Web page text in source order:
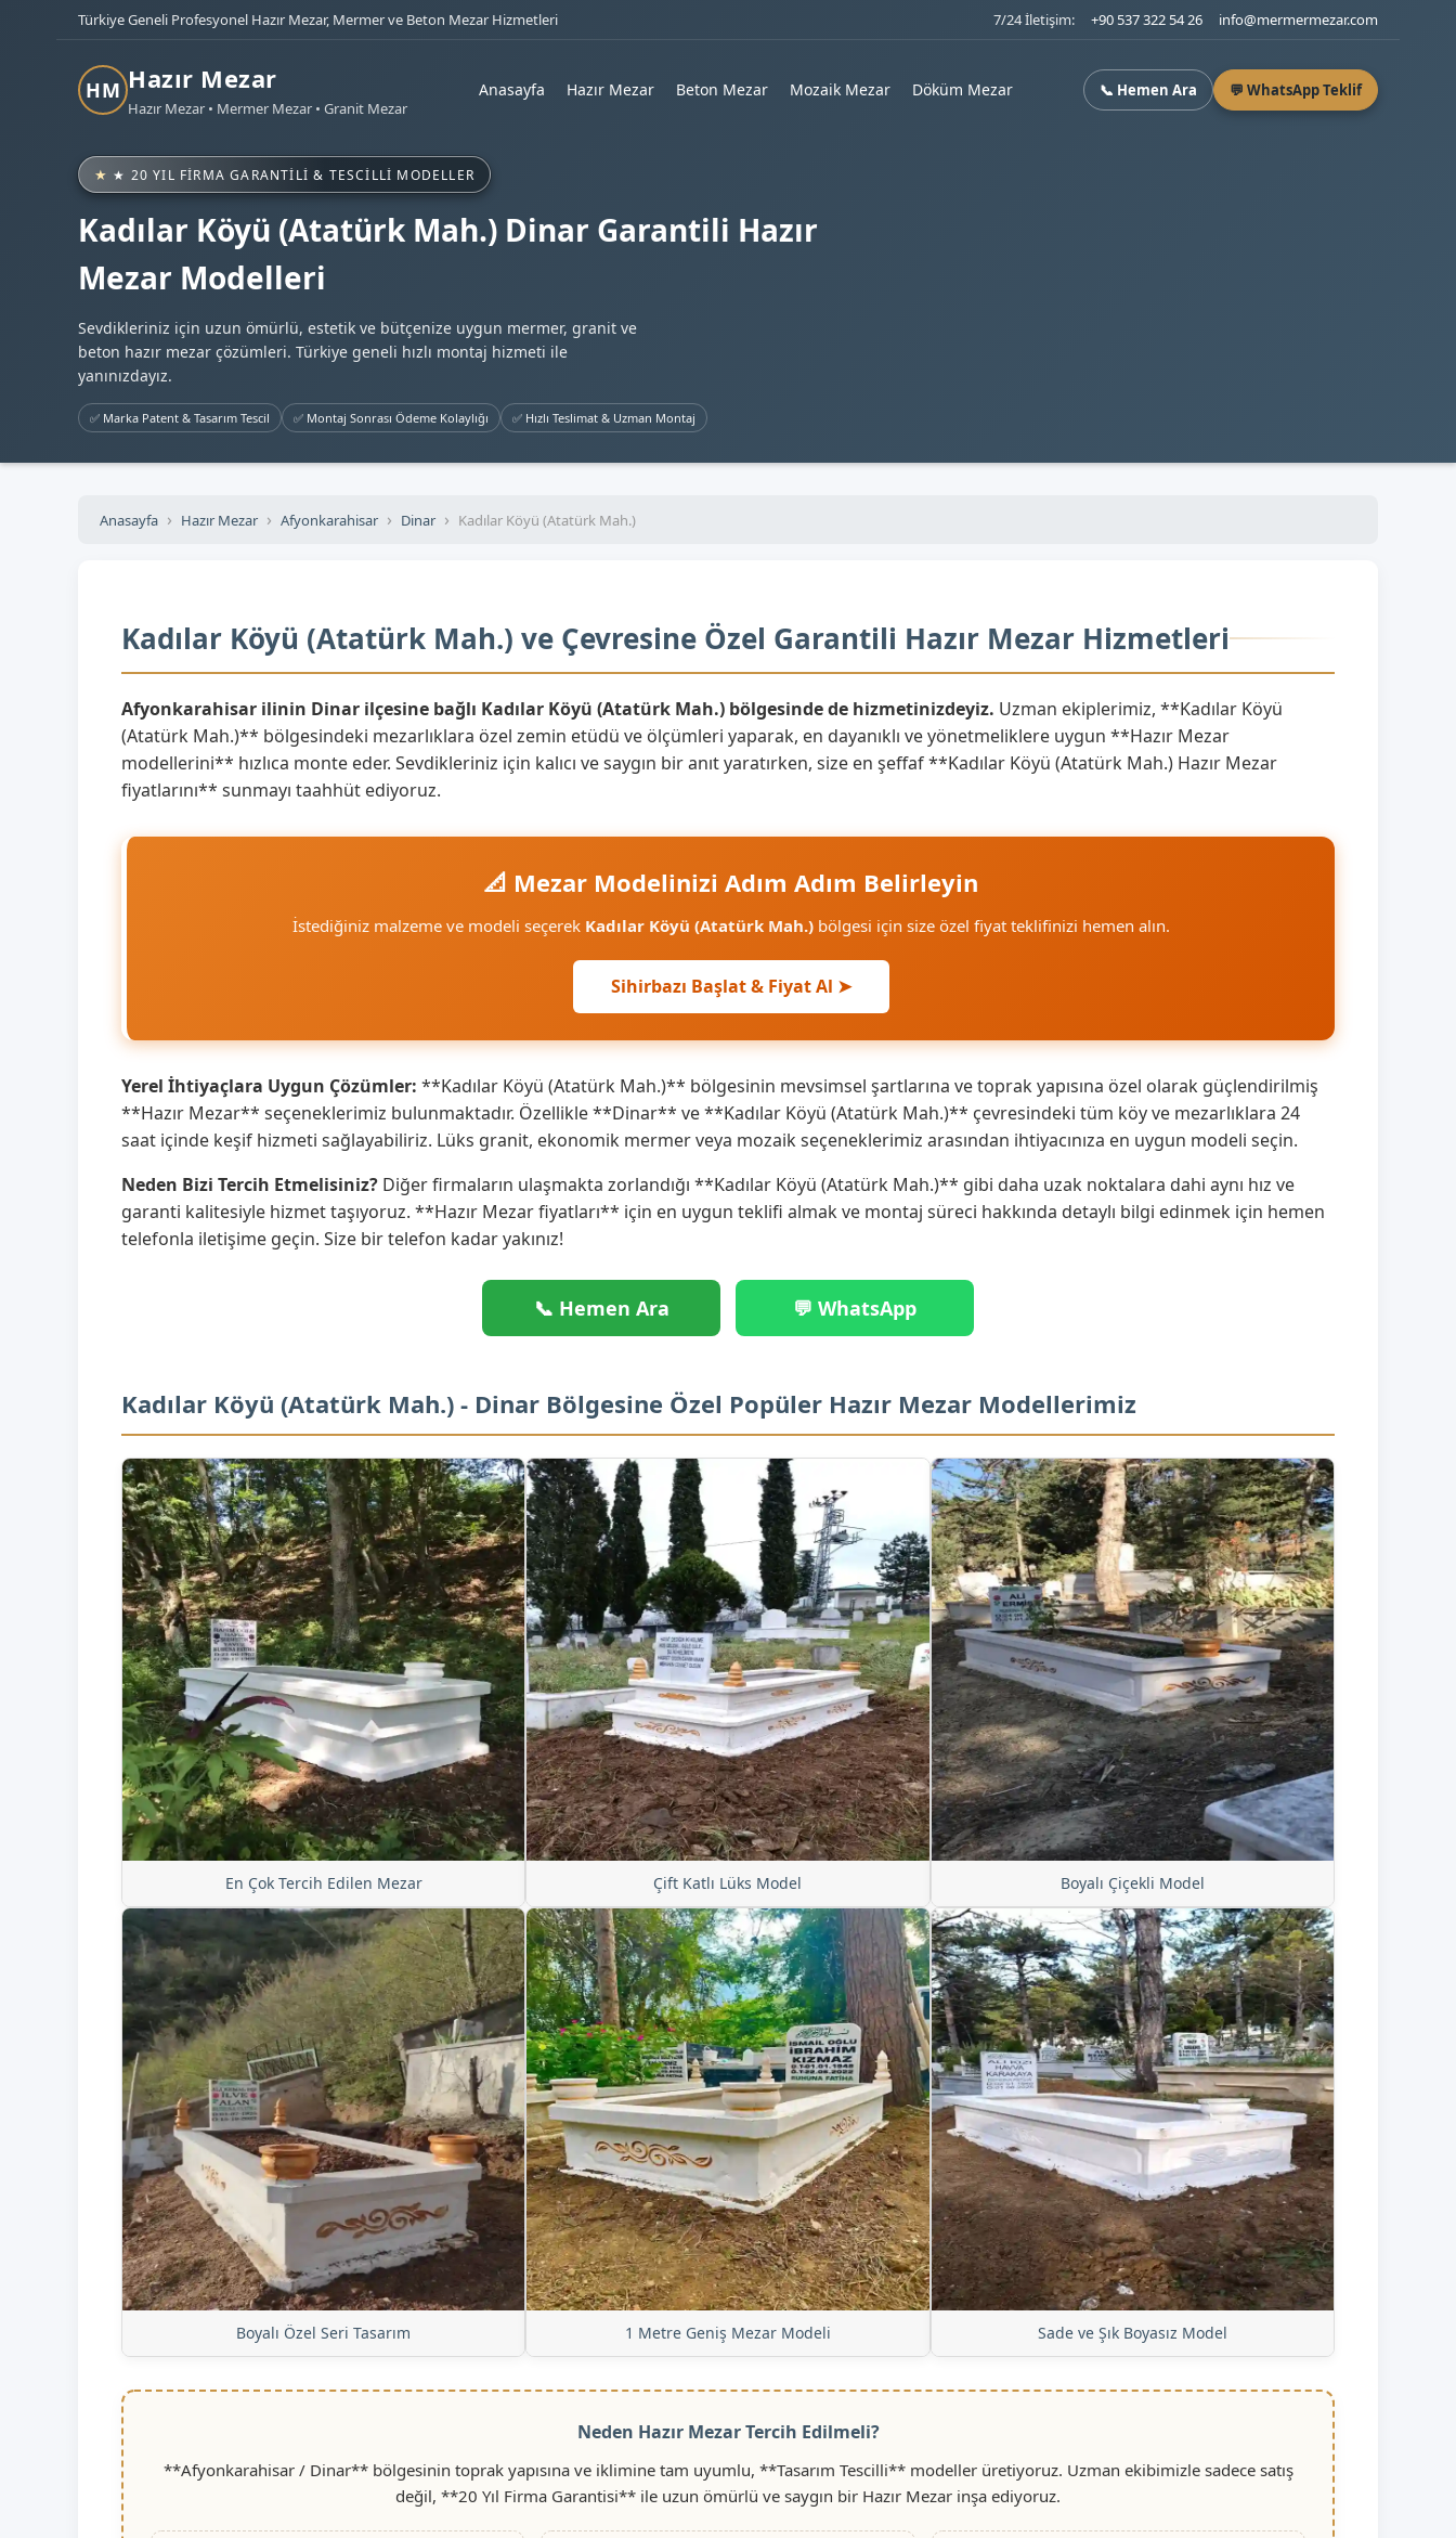
Türkiye Geneli Profesyonel Hazır Mezar, Mermer ve Beton Mezar Hizmetleri 7/24 İletişim: +90 537 322 54 26 info@mermermezar.com
HM Hazır Mezar
Hazır Mezar • Mermer Mezar • Granit Mezar
Anasayfa Hazır Mezar Beton Mezar Mozaik Mezar Döküm Mezar 📞 Hemen Ara 💬 WhatsApp Teklif
★ 20 YIL FIRMA GARANTILI & TESCILLI MODELLER
Kadılar Köyü (Atatürk Mah.) Dinar Garantili Hazır
Mezar Modelleri
Sevdikleriniz için uzun ömürlü, estetik ve bütçenize uygun mermer, granit ve
beton hazır mezar çözümleri. Türkiye geneli hızlı montaj hizmeti ile
yanınızdayız.
✅ Marka Patent & Tasarım Tescil ✅ Montaj Sonrası Ödeme Kolaylığı ✅ Hızlı Teslimat & Uzman Montaj
Anasayfa Hazır Mezar Afyonkarahisar Dinar Kadılar Köyü (Atatürk Mah.)
Kadılar Köyü (Atatürk Mah.) ve Çevresine Özel Garantili Hazır Mezar Hizmetleri
Afyonkarahisar ilinin Dinar ilçesine bağlı Kadılar Köyü (Atatürk Mah.) bölgesinde de hizmetinizdeyiz. Uzman ekiplerimiz, **Kadılar Köyü
(Atatürk Mah.)** bölgesindeki mezarlıklara özel zemin etüdü ve ölçümleri yaparak, en dayanıklı ve yönetmeliklere uygun **Hazır Mezar
modellerini** hızlıca monte eder. Sevdikleriniz için kalıcı ve saygın bir anıt yaratırken, size en şeffaf **Kadılar Köyü (Atatürk Mah.) Hazır Mezar
fiyatlarını** sunmayı taahhüt ediyoruz.
📐 Mezar Modelinizi Adım Adım Belirleyin
İstediğiniz malzeme ve modeli seçerek Kadılar Köyü (Atatürk Mah.)bölgesi için size özel fiyat teklifinizi hemen alın.
Sihirbazı Başlat & Fiyat Al ➤
Yerel İhtiyaçlara Uygun Çözümler: **Kadılar Köyü (Atatürk Mah.)** bölgesinin mevsimsel şartlarına ve toprak yapısına özel olarak güçlendirilmiş
**Hazır Mezar** seçeneklerimiz bulunmaktadır. Özellikle **Dinar** ve **Kadılar Köyü (Atatürk Mah.)** çevresindeki tüm köy ve mezarlıklara 24
saat içinde keşif hizmeti sağlayabiliriz. Lüks granit, ekonomik mermer veya mozaik seçeneklerimiz arasından ihtiyacınıza en uygun modeli seçin.
Neden Bizi Tercih Etmelisiniz? Diğer firmaların ulaşmakta zorlandığı **Kadılar Köyü (Atatürk Mah.)** gibi daha uzak noktalara dahi aynı hız ve
garanti kalitesiyle hizmet taşıyoruz. **Hazır Mezar fiyatları** için en uygun teklifi almak ve montaj süreci hakkında detaylı bilgi edinmek için hemen
telefonla iletişime geçin. Size bir telefon kadar yakınız!
📞 Hemen Ara 💬 WhatsApp
Kadılar Köyü (Atatürk Mah.) - Dinar Bölgesine Özel Popüler Hazır Mezar Modellerimiz
En Çok Tercih Edilen Mezar Çift Katlı Lüks Model Boyalı Çiçekli Model
Boyalı Özel Seri Tasarım 1 Metre Geniş Mezar Modeli Sade ve Şık Boyasız Model
Neden Hazır Mezar Tercih Edilmeli?
**Afyonkarahisar / Dinar** bölgesinin toprak yapısına ve iklimine tam uyumlu, **Tasarım Tescilli** modeller üretiyoruz. Uzman ekibimizle sadece satış
değil, **20 Yıl Firma Garantisi** ile uzun ömürlü ve saygın bir Hazır Mezar inşa ediyoruz.